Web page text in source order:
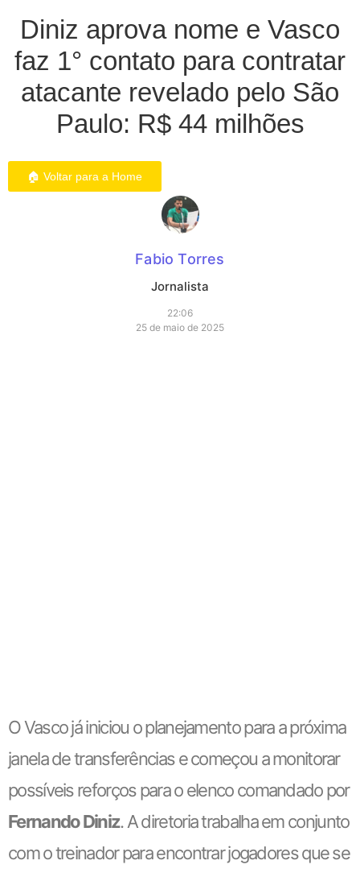
Diniz aprova nome e Vasco
faz 1° contato para contratar
atacante revelado pelo São
Paulo: R$ 44 milhões
🏠 Voltar para a Home
Fabio Torres
Jornalista
22:06
25 de maio de 2025
O Vasco já iniciou o planejamento para a próxima
janela de transferências e começou a monitorar
possíveis reforços para o elenco comandado por
Fernando Diniz. A diretoria trabalha em conjunto
com o treinador para encontrar jogadores que se